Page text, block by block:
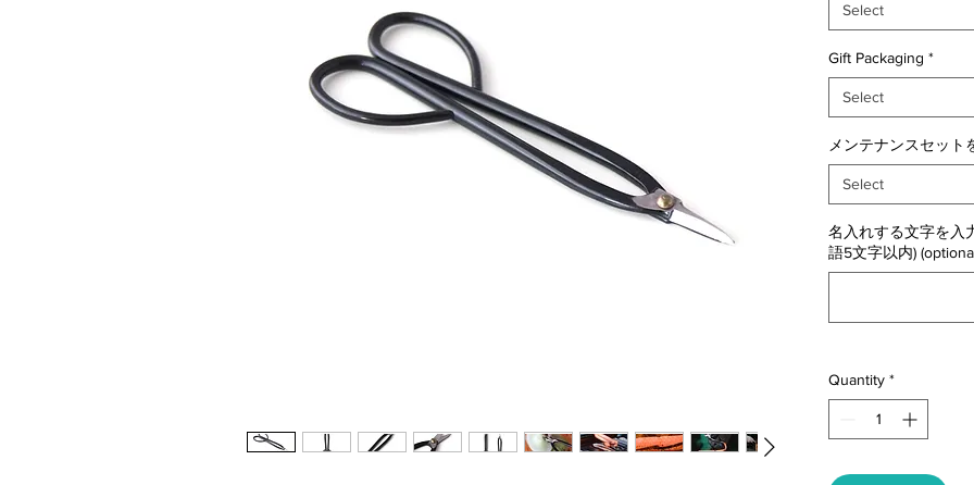
Select
Gift Packaging *
Select
メンテナンスセット
Select
名入れする文字を入
語5文字以内)
Quantity *